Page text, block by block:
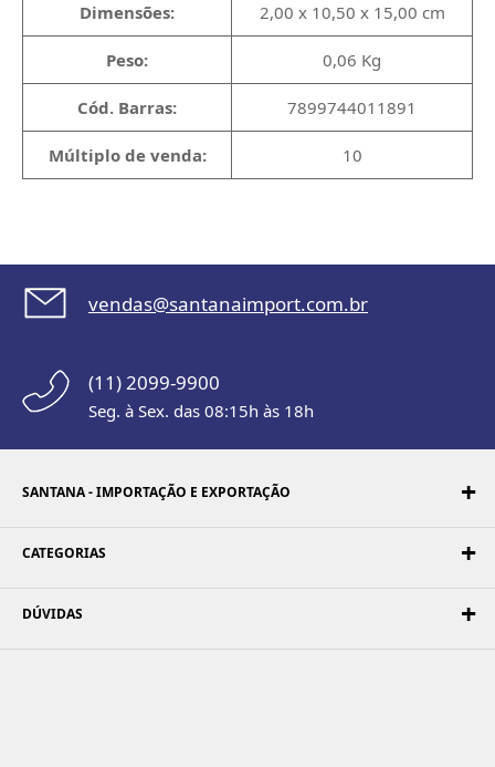
Dimensões: 2,00 x 10,50 x 15,00 cm
Peso: 0,06 Kg
Cód. Barras: 7899744011891
Múltiplo de venda: 10
vendas@santanaimport.com.br
(11) 2099-9900
Seg. à Sex. das 08:15h às 18h
SANTANA - IMPORTAÇÃO E EXPORTAÇÃO
CATEGORIAS
DÚVIDAS